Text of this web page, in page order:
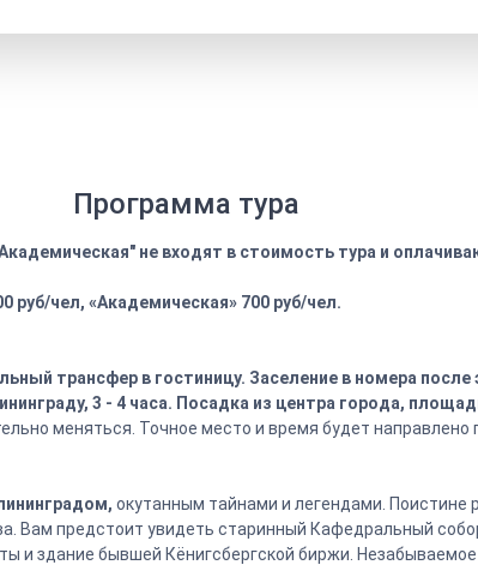
Программа тура
не входят в стоимость тура и
руб/чел, «Академическая» 700 руб/чел.
трансфер в гостиницу. Заселение в номера после
3 - 4 часа. Посадка из центра города,
меняться. Точное место и время будет
окутанным тайнами и легендами. Поистине
Вам предстоит увидеть старинный Кафедральный
и здание бывшей Кёнигсбергской биржи.